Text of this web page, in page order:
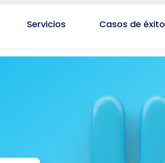
Servicios Casos de éxito